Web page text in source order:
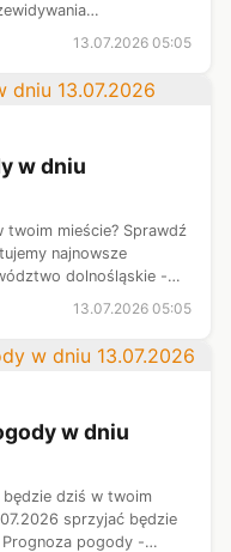
- prognoza
13.07.2026 05:05
w dniu
twoim mieście? Sprawdź
najnowsze
dolnośląskie -
13.07.2026 05:05
w dniu
dziś w twoim
sprzyjać będzie
pogody -